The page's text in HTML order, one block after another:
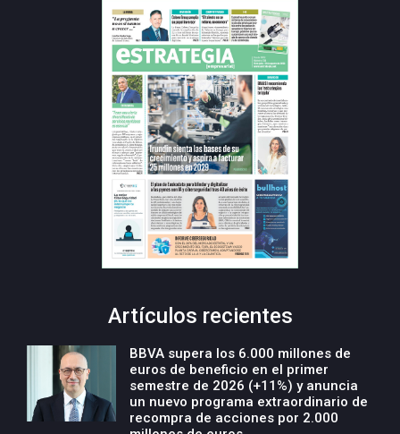
Artículos recientes
BBVA supera los 6.000 millones de
euros de beneficio en el primer
semestre de 2026 (+11%) y anuncia
un nuevo programa extraordinario de
recompra de acciones por 2.000